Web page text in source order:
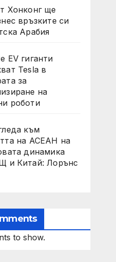
Хонконг ще
връзките си
Арабия
EV гиганти
Tesla в
за
на
роботи
към
на АСЕАН на
динамика
и Китай: Лорънс
to show.